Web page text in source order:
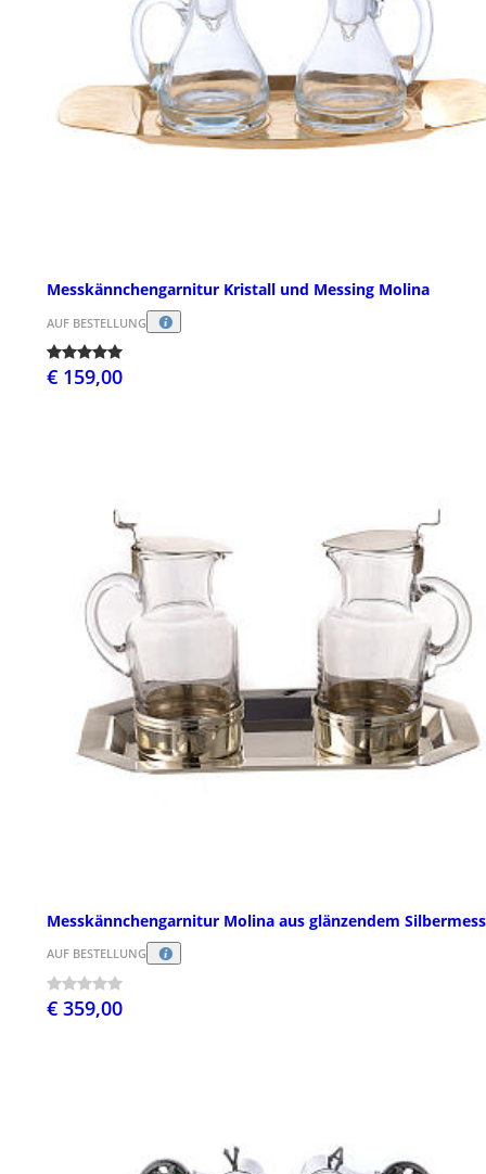
Messkännchengarnitur Kristall und Messing Molina
AUF BESTELLUNG
€ 159,00
Messkännchengarnitur Molina aus glänzendem
AUF BESTELLUNG
€ 359,00